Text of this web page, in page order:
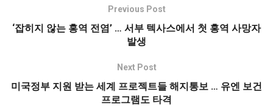
Previous Post
‘잡히지 않는 홍역 전염’ … 서부 텍사스에서 첫 홍역 사망자
발생
Next Post
미국정부 지원 받는 세계 프로젝트들 해지통보 … 유엔 보건
프로그램도 타격